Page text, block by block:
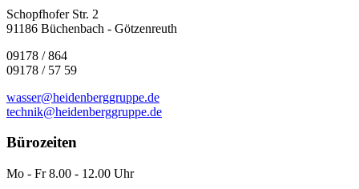
Schopfhofer Str. 2
91186 Büchenbach - Götzenreuth
09178 / 864
09178 / 57 59
wasser@heidenberggruppe.de
technik@heidenberggruppe.de
Bürozeiten
Mo - Fr 8.00 - 12.00 Uhr